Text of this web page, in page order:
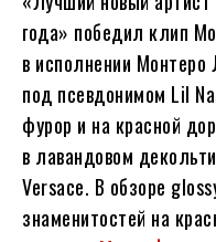
года» победил клип
в исполнении
под псевдонимом Lil
фурор и на красной
в лавандовом
Versace. В обзоре
знаменитостей на